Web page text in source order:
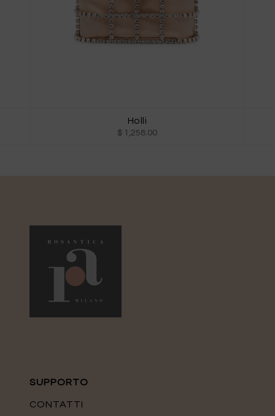
Holli
$ 1,258.00
SUPPORTO
CONTATTI